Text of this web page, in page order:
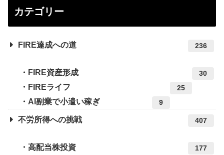
カテゴリー
FIRE達成への道 236
FIRE資産形成 30
FIREライフ 25
AI副業で小遣い稼ぎ 9
不労所得への挑戦 407
高配当株投資 177